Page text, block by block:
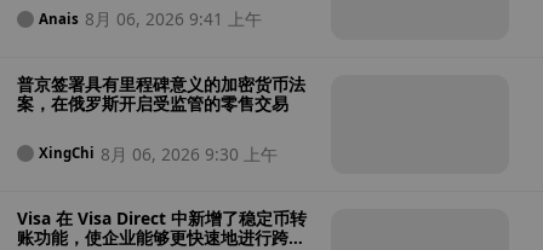
Anais 8月 06, 2026 9:41 上午
普京签署具有里程碑意义的加密货币法
案，在俄罗斯开启受监管的零售交易
XingChi 8月 06, 2026 9:30 上午
Visa 在 Visa Direct 中新增了稳定币转
账功能，使企业能够更快速地进行跨境